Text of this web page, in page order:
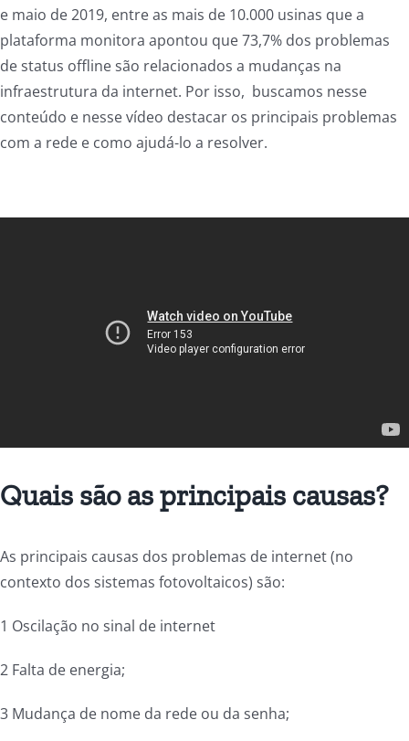
e maio de 2019, entre as mais de 10.000 usinas que a
plataforma monitora apontou que 73,7% dos problemas
de status offline são relacionados a mudanças na
infraestrutura da internet. Por isso, buscamos nesse
conteúdo e nesse vídeo destacar os principais problemas
com a rede e como ajudá-lo a resolver.
Quais são as principais causas?
As principais causas dos problemas de internet (no
contexto dos sistemas fotovoltaicos) são:
1 Oscilação no sinal de internet
2 Falta de energia;
3 Mudança de nome da rede ou da senha;